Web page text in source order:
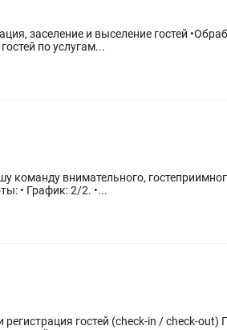
по услугам...
внимательного,
• График: 2/2. •...
гостей (check-in / check-